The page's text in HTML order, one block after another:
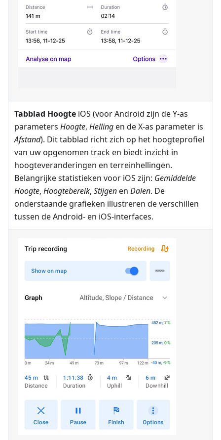
Tabblad Hoogte iOS (voor Android zijn de Y-as
parameters Hoogte, Hellingen de X-as parameter is
Afstand). Dit tabblad richt zich op het hoogteprofiel
van uw opgenomen track en biedt inzicht in
hoogteveranderingen en terreinhellingen.
Belangrijke statistieken voor iOS zijn: Gemiddelde
Hoogte, Hoogtebereik, Stijgenen Dalen. De
onderstaande grafieken illustreren de verschillen
tussen de Android- en iOS-interfaces.